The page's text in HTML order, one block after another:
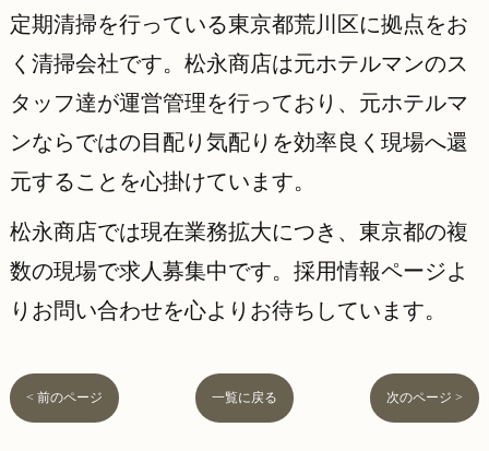
定期清掃を行っている東京都荒川区に拠点をお
く清掃会社です。松永商店は元ホテルマンのス
タッフ達が運営管理を行っており、元ホテルマ
ンならではの目配り気配りを効率良く現場へ還
元することを心掛けています。
松永商店では現在業務拡大につき、東京都の複
数の現場で求人募集中です。採用情報ページよ
りお問い合わせを心よりお待ちしています。
< 前のページ 一覧に戻る 次のページ >